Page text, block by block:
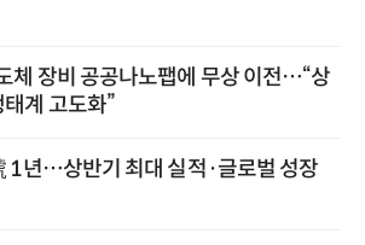
체 장비 공공나노팹에 무상 이전…“상
계 고도화”
1년…상반기 최대 실적·글로벌 성장